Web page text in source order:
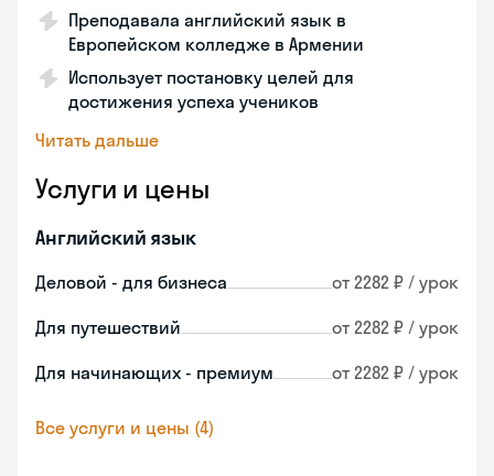
Преподавала английский язык в
Европейском колледже в Армении
Использует постановку целей для
достижения успеха учеников
Читать дальше
Услуги и цены
Английский язык
Деловой - для бизнеса от 2282 ₽ / урок
Для путешествий от 2282 ₽ / урок
Для начинающих - премиум от 2282 ₽ / урок
Все услуги и цены (4)